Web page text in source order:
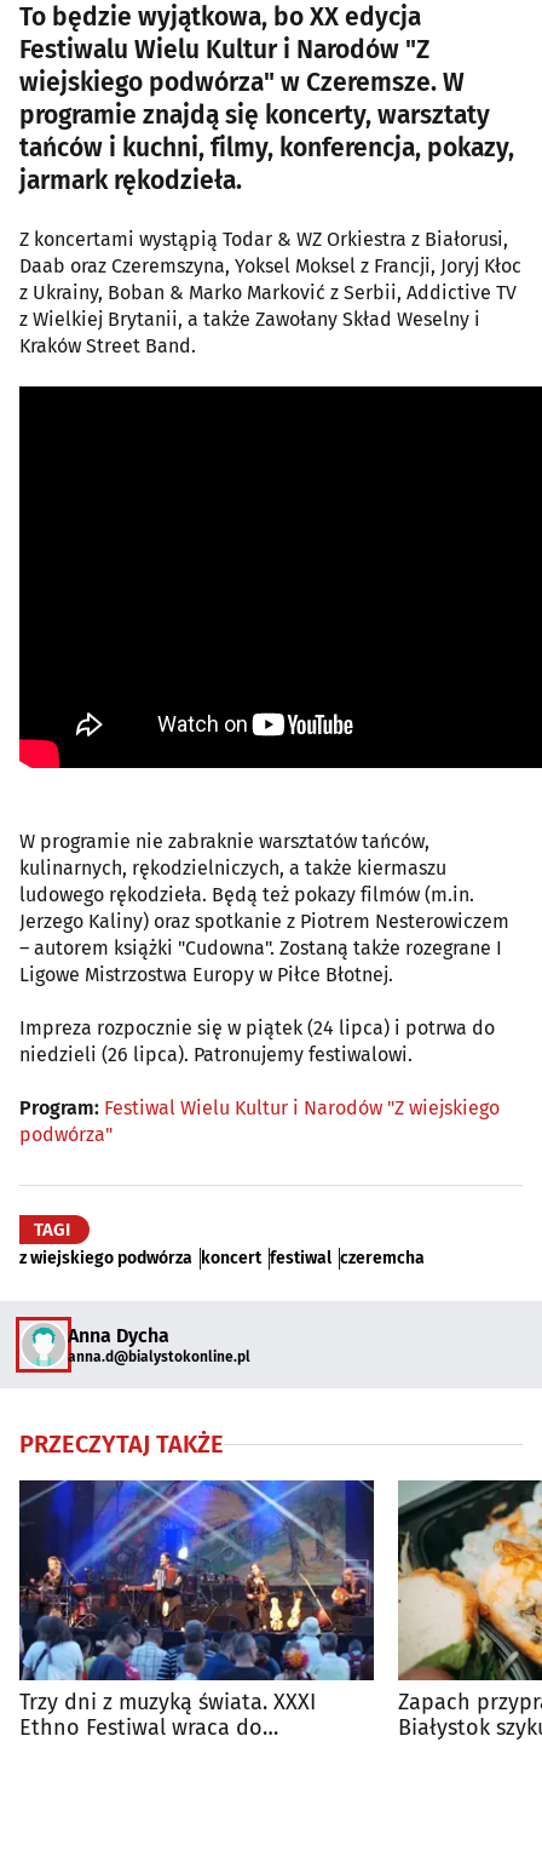
To będzie wyjątkowa, bo XX edycja
Festiwalu Wielu Kultur i Narodów "Z
wiejskiego podwórza" w Czeremsze. W
programie znajdą się koncerty, warsztaty
tańców i kuchni, filmy, konferencja, pokazy,
jarmark rękodzieła.
Z koncertami wystąpią Todar & WZ Orkiestra z Białorusi,
Daab oraz Czeremszyna, Yoksel Moksel z Francji, Joryj Kłoc
z Ukrainy, Boban & Marko Marković z Serbii, Addictive TV
z Wielkiej Brytanii, a także Zawołany Skład Weselny i
Kraków Street Band.
W programie nie zabraknie warsztatów tańców,
kulinarnych, rękodzielniczych, a także kiermaszu
ludowego rękodzieła. Będą też pokazy filmów (m.in.
Jerzego Kaliny) oraz spotkanie z Piotrem Nesterowiczem
– autorem książki "Cudowna". Zostaną także rozegrane I
Ligowe Mistrzostwa Europy w Piłce Błotnej.
Impreza rozpocznie się w piątek (24 lipca) i potrwa do
niedzieli (26 lipca). Patronujemy festiwalowi.
Program: Festiwal Wielu Kultur i Narodów "Z wiejskiego
podwórza"
TAGI
z wiejskiego podwórza koncert festiwal czeremcha
Anna Dycha
anna.d@bialystokonline.pl
PRZECZYTAJ TAKŻE
Trzy dni z muzyką świata. XXXI
Ethno Festiwal wraca do
Zapach
Białystok